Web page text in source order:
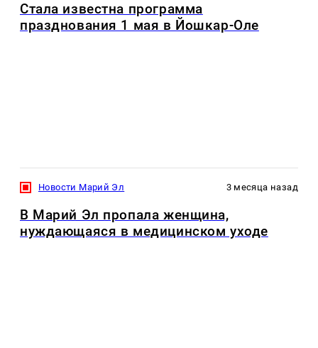
Стала известна программа
празднования 1 мая в Йошкар-Оле
Новости Марий Эл 3 месяца назад
В Марий Эл пропала женщина,
нуждающаяся в медицинском уходе